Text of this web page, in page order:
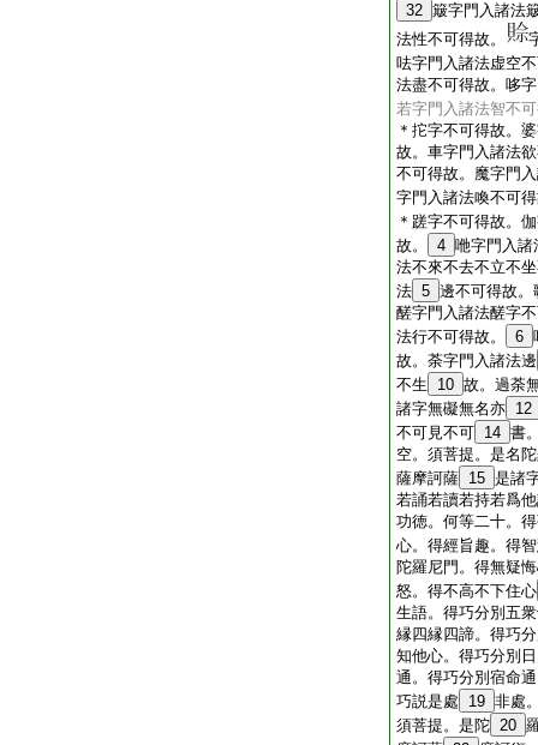
32 簸字門入諸法
法性不可得故。
呿字門入諸法虚空
法盡不可得故。哆
若字門入諸法智不
＊拕字不可得故。
故。車字門入諸法
不可得故。魔字門
字門入諸法喚不可
＊蹉字不可得故。
故。
4 咃字門入諸
法不來不去不立不
法 5 邊不可得故。
醝字門入諸法醝字
法行不可得故。
6
故。荼字門入諸法邊
不生
10 故。過荼
諸字無礙無名亦 12
不可見不可 14 書
空。須菩提。是名
薩摩訶薩 15 是諸
若誦若讀若持若爲
功徳。何等二十。
心。得經旨趣。得
陀羅尼門。得無疑
怒。得不高不下住心
生語。得巧分別五
縁四縁四諦。得巧
知他心。得巧分別
通。得巧分別宿命
巧説是處
19 非處
須菩提。是陀 20